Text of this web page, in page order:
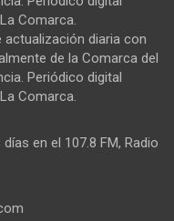
Comarca.
diaria con
de la Comarca del
Periódico digital
Comarca.
en el 107.8 FM, Radio